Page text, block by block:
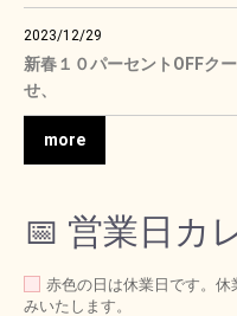
2023/12/29
新春１０パーセントOFFク
せ、
more
📅 営業日カ
赤色の日は休業日です。
みいたします。